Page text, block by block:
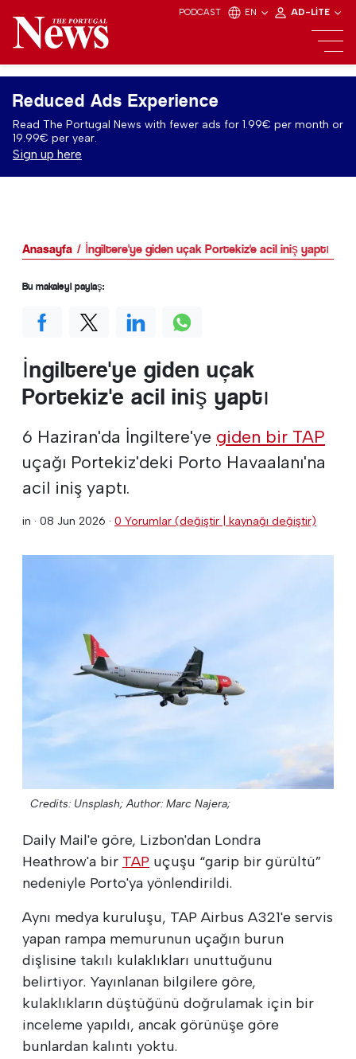
PODCAST EN AD-LITE
Reduced Ads Experience
Read The Portugal News with fewer ads for 1.99€ per month or
19.99€ per year.
Sign up here
Anasayfa İngiltere'ye giden uçak Portekiz'e acil iniş yaptı
İngiltere'ye giden uçak
Portekiz'e acil iniş yaptı
6 Haziran'da İngiltere'ye giden bir TAP
uçağı Portekiz'deki Porto Havaalanı'na
acil iniş yaptı.
in · 08 Jun 2026 · 0 Yorumlar (değiştir | kaynağı değiştir)
Credits: Unsplash; Author: Marc Najera;
Daily Mail'e göre, Lizbon'dan Londra
Heathrow'a bir TAP uçuşu “garip bir gürültü”
nedeniyle Porto'ya yönlendirildi.
Aynı medya kuruluşu, TAP Airbus A321'e servis
yapan rampa memurunun uçağın burun
dişlisine takılı kulaklıkları unuttuğunu
belirtiyor. Yayınlanan bilgilere göre,
kulaklıkların düştüğünü doğrulamak için bir
inceleme yapıldı, ancak görünüşe göre
bunlardan kalıntı yoktu.
Bu makaleyi paylaş: